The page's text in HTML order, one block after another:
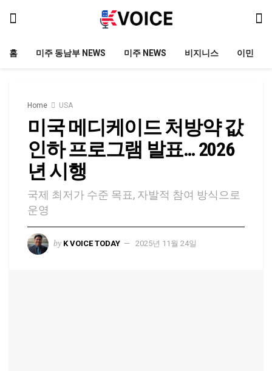
홈 미주 동남부 NEWS 미주 NEWS 비지니스 이민
Home USA
미국 메디케이드 처방약 값
인하 프로그램 발표… 2026
년 시행
국제 최저가 수준 목표, 자발적 참여 방식으로
운영
by K VOICE TODAY 2025년 11월 24일